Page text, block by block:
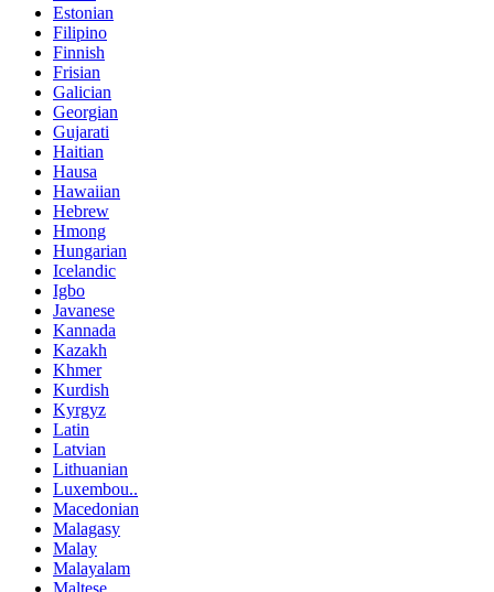
Estonian
Filipino
Finnish
Frisian
Galician
Georgian
Gujarati
Haitian
Hausa
Hawaiian
Hebrew
Hmong
Hungarian
Icelandic
Igbo
Javanese
Kannada
Kazakh
Khmer
Kurdish
Kyrgyz
Latin
Latvian
Lithuanian
Luxembou..
Macedonian
Malagasy
Malay
Malayalam
Maltese